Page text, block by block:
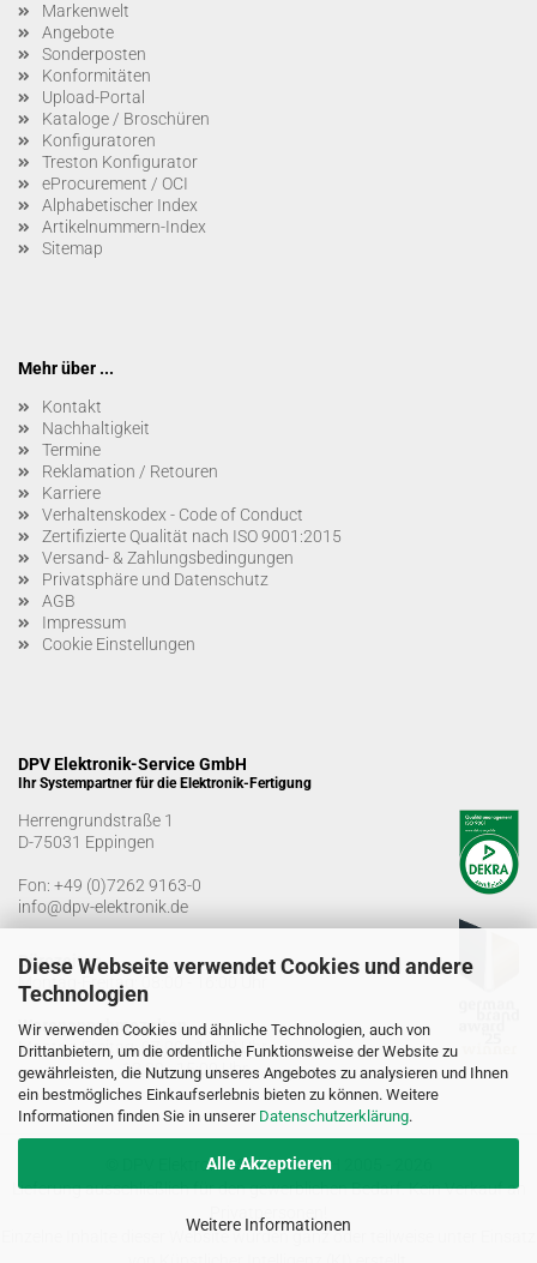
Diese Webseite verwendet Cookies und andere
Technologien
Wir verwenden Cookies und ähnliche Technologien, auch von
Drittanbietern, um die ordentliche Funktionsweise der Website zu
gewährleisten, die Nutzung unseres Angebotes zu analysieren und Ihnen
ein bestmögliches Einkaufserlebnis bieten zu können. Weitere
Informationen finden Sie in unserer Datenschutzerklärung.
Alle Akzeptieren
Weitere Informationen
Markenwelt
Angebote
Sonderposten
Konformitäten
Upload-Portal
Kataloge / Broschüren
Konfiguratoren
Treston Konfigurator
eProcurement / OCI
Alphabetischer Index
Artikelnummern-Index
Sitemap
Mehr über ...
Kontakt
Nachhaltigkeit
Termine
Reklamation / Retouren
Karriere
Verhaltenskodex - Code of Conduct
Zertifizierte Qualität nach ISO 9001:2015
Versand- & Zahlungsbedingungen
Privatsphäre und Datenschutz
AGB
Impressum
Cookie Einstellungen
DPV Elektronik-Service GmbH
Ihr Systempartner für die Elektronik-Fertigung
Herrengrundstraße 1
D-75031 Eppingen
Fon: +49 (0)7262 9163-0
info@dpv-elektronik.de
Bürozeiten
Montag-Freitag: 08:00 - 16:00 Uhr
Warenannahmezeiten
Montag-Freitag: 07:00 - 12:30 Uhr
13:00 - 15:00 Uhr
© DPV Elektronik-Service GmbH 2005 - 2026
Lieferung ausschließlich für den gewerblichen Bedarf. Kein Verkauf an
Privatpersonen!
Einzelne Inhalte dieser Website wurden ganz oder teilweise unter Einsatz